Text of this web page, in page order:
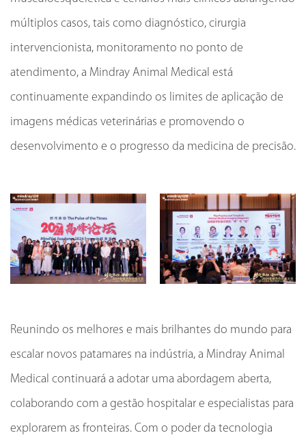
múltiplos casos, tais como diagnóstico, cirurgia
intervencionista, monitoramento no ponto de
atendimento, a Mindray Animal Medical está
continuamente expandindo os limites de aplicação de
imagens médicas veterinárias e promovendo o
desenvolvimento e o progresso da medicina de precisão.
Reunindo os melhores e mais brilhantes do mundo para
escalar novos patamares na indústria, a Mindray Animal
Medical continuará a adotar uma abordagem aberta,
colaborando com a gestão hospitalar e especialistas para
explorarem as fronteiras. Com o poder da tecnologia